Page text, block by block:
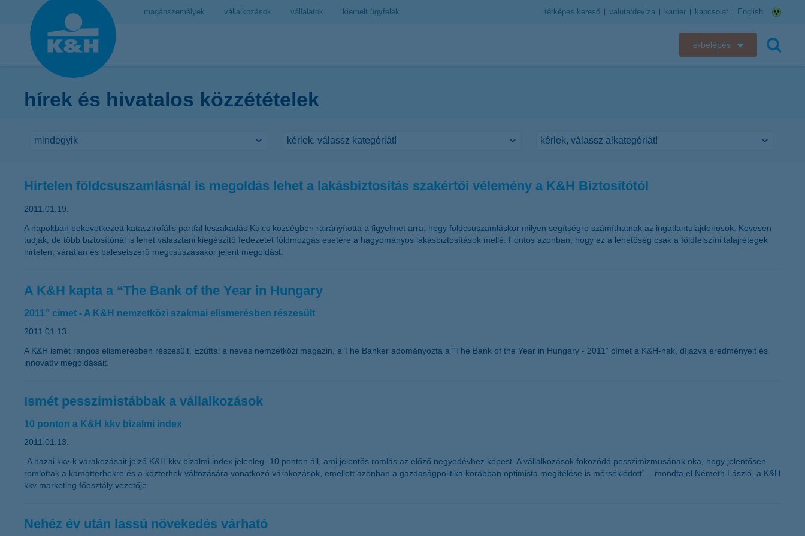
magánszemélyek vállalkozások vállalatok kiemelt ügyfelek térképes kereső valuta/deviza karrier kapcsolat English
e-belépés
hírek és hivatalos közzétételek
Hirtelen földcsuszamlásnál is megoldás lehet a lakásbiztosítás szakértői vélemény a K&H Biztosítótól
2011.01.19.
A napokban bekövetkezett katasztrofális partfal leszakadás Kulcs községben ráirányította a figyelmet arra, hogy földcsuszamláskor milyen segítségre számíthatnak az ingatlantulajdonosok. Kevesen
tudják, de több biztosítónál is lehet választani kiegészítő fedezetet földmozgás esetére a hagyományos lakásbiztosítások mellé. Fontos azonban, hogy ez a lehetőség csak a földfelszíni talajrétegek
hirtelen, váratlan és balesetszerű megcsúszásakor jelent megoldást.
A K&H kapta a “The Bank of the Year in Hungary
2011” címet - A K&H nemzetközi szakmai elismerésben részesült
2011.01.13.
A K&H ismét rangos elismerésben részesült. Ezúttal a neves nemzetközi magazin, a The Banker adományozta a “The Bank of the Year in Hungary - 2011” címet a K&H-nak, díjazva eredményeit és
innovatív megoldásait.
Ismét pesszimistábbak a vállalkozások
10 ponton a K&H kkv bizalmi index
2011.01.13.
„A hazai kkv-k várakozásait jelző K&H kkv bizalmi index jelenleg -10 ponton áll, ami jelentős romlás az előző negyedévhez képest. A vállalkozások fokozódó pesszimizmusának oka, hogy jelentősen
romlottak a kamatterhekre és a közterhek változására vonatkozó várakozások, emellett azonban a gazdaságpolitika korábban optimista megítélése is mérséklődött” – mondta el Németh László, a K&H
kkv marketing főosztály vezetője.
Nehéz év után lassú növekedés várható